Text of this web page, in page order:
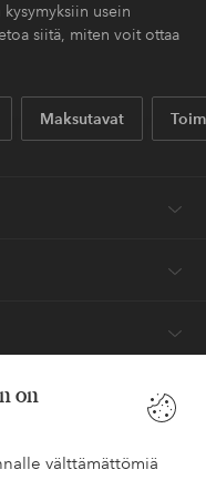
on
välttämättömiä
usein
siitä, miten voit ottaa
Maksutavat